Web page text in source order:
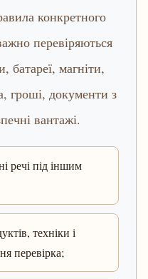
конкретного
перевіряються
батареї, магніти,
гроші, документи з
вантажі.
речі під іншим
техніки і
перевірка;